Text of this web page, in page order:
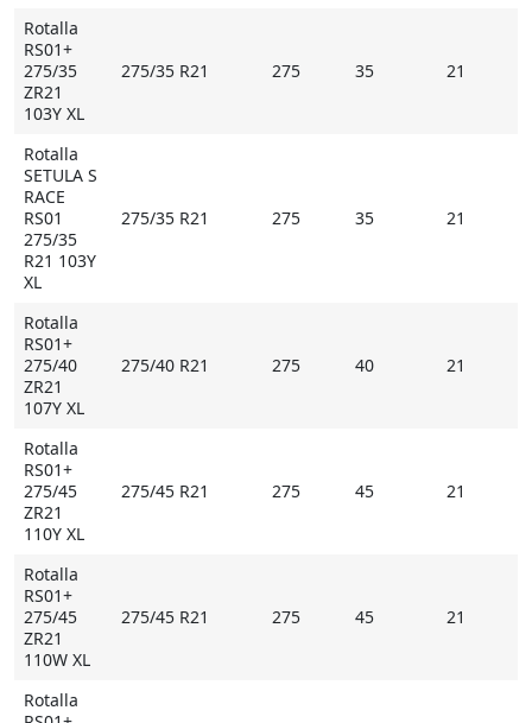
Rotalla
RS01+
275/35
ZR21
103Y XL
275/35 R21 275 35 21
Rotalla
SETULA S
RACE
RS01
275/35
R21 103Y
XL
275/35 R21 275 35 21
Rotalla
RS01+
275/40
ZR21
107Y XL
275/40 R21 275 40 21
Rotalla
RS01+
275/45
ZR21
110Y XL
275/45 R21 275 45 21
Rotalla
RS01+
275/45
ZR21
110W XL
275/45 R21 275 45 21
Rotalla